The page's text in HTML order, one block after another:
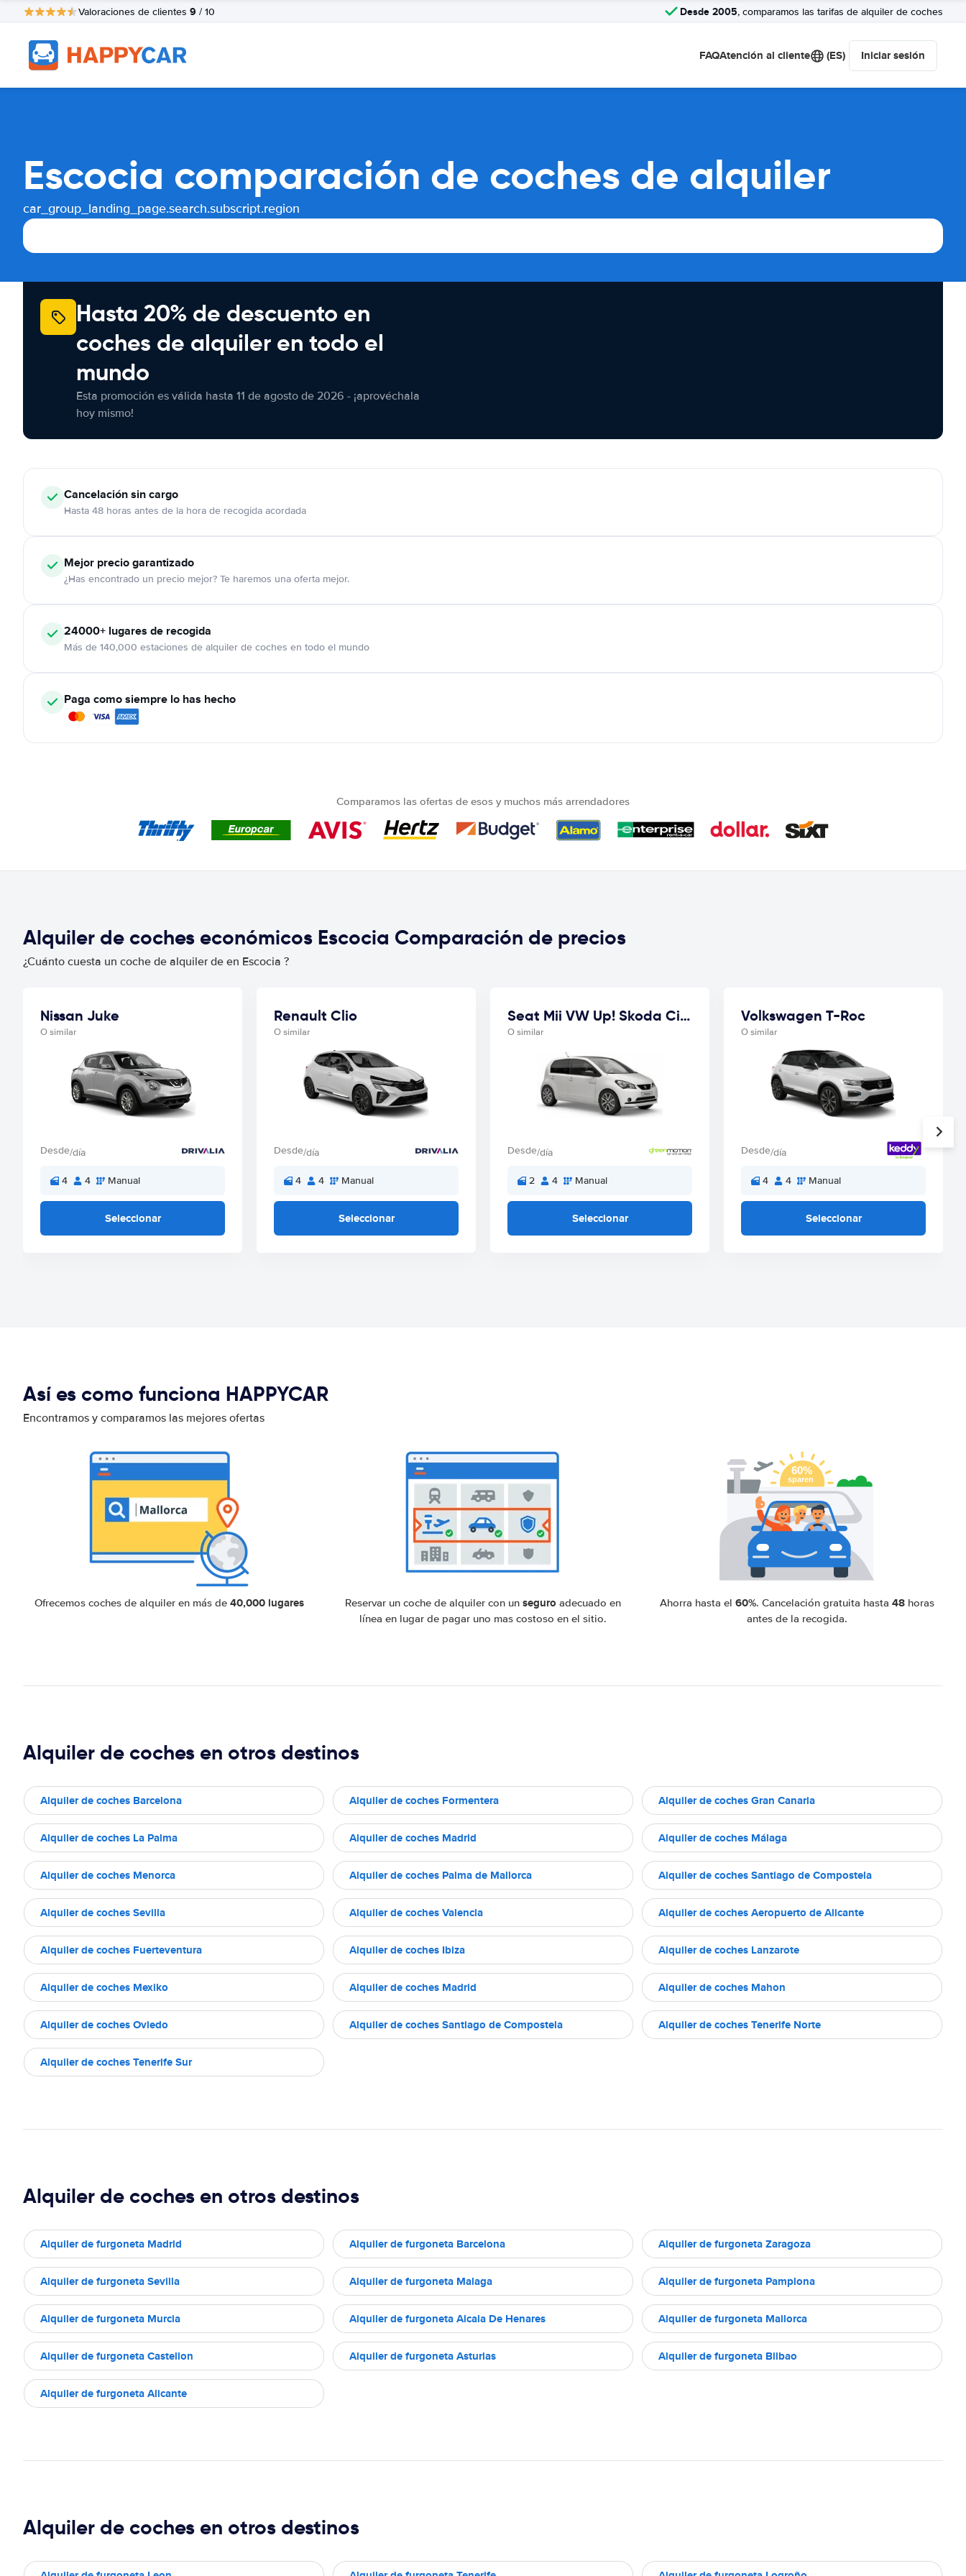
Valoraciones de clientes 9 / 10 Desde 2005, comparamos las tarifas de alquiler de coches
FAQAtención al cliente (ES) Iniciar sesión
Escocia comparación de coches de alquiler
car_group_landing_page.search.subscript.region
Hasta 20% de descuento en
coches de alquiler en todo el
mundo
Esta promoción es válida hasta 11 de agosto de 2026 - ¡aprovéchala
hoy mismo!
Cancelaciónsin cargo
Hasta 48 horas antes de la hora de recogida acordada
Mejor precio garantizado
¿Has encontrado un precio mejor? Te haremos una oferta mejor.
24000+ lugares de recogida
Más de 140,000 estaciones de alquiler de coches en todo el mundo
Paga como siempre lo has hecho
Comparamos las ofertas de esos y muchos más arrendadores
Alquiler de coches económicos Escocia Comparación de precios
¿Cuánto cuesta un coche de alquiler de en Escocia ?
Nissan Juke
O similar
Desde/día
4 4 Manual
Seleccionar
Renault Clio
O similar
Desde/día
4 4 Manual
Seleccionar
Seat Mii VW Up! Skoda Citigo 3 Doors
O similar
Desde/día
2 4 Manual
Seleccionar
Volkswagen T-Roc
O similar
Desde/día
4 4 Manual
Seleccionar
Así es como funciona HAPPYCAR
Encontramos y comparamos las mejores ofertas
Ofrecemos coches de alquiler en más de 40,000 lugares Reservar un coche de alquiler con un seguro adecuado en
línea en lugar de pagar uno mas costoso en el sitio.
Ahorra hasta el 60%. Cancelación gratuita hasta 48horas
antes de la recogida.
Alquiler de coches en otros destinos
Alquiler de coches Barcelona Alquiler de coches Formentera Alquiler de coches Gran Canaria
Alquiler de coches La Palma Alquiler de coches Madrid Alquiler de coches Málaga
Alquiler de coches Menorca Alquiler de coches Palma de Mallorca Alquiler de coches Santiago de Compostela
Alquiler de coches Sevilla Alquiler de coches Valencia Alquiler de coches Aeropuerto de Alicante
Alquiler de coches Fuerteventura Alquiler de coches Ibiza Alquiler de coches Lanzarote
Alquiler de coches Mexiko Alquiler de coches Madrid Alquiler de coches Mahon
Alquiler de coches Oviedo Alquiler de coches Santiago de Compostela Alquiler de coches Tenerife Norte
Alquiler de coches Tenerife Sur
Alquiler de coches en otros destinos
Alquiler de furgoneta Madrid Alquiler de furgoneta Barcelona Alquiler de furgoneta Zaragoza
Alquiler de furgoneta Sevilla Alquiler de furgoneta Malaga Alquiler de furgoneta Pamplona
Alquiler de furgoneta Murcia Alquiler de furgoneta Alcala De Henares Alquiler de furgoneta Mallorca
Alquiler de furgoneta Castellon Alquiler de furgoneta Asturias Alquiler de furgoneta Bilbao
Alquiler de furgoneta Alicante
Alquiler de coches en otros destinos